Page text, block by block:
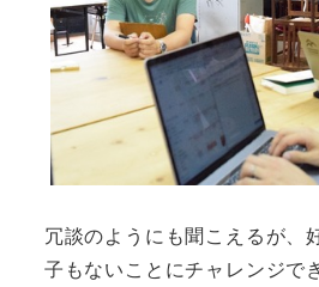
冗談のようにも聞こえるが、
子もないことにチャレンジで